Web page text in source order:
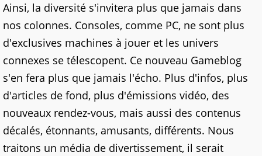
Ainsi, la diversité s'invitera plus que jamais dans
nos colonnes. Consoles, comme PC, ne sont plus
d'exclusives machines à jouer et les univers
connexes se télescopent. Ce nouveau Gameblog
s'en fera plus que jamais l'écho. Plus d'infos, plus
d'articles de fond, plus d'émissions vidéo, des
nouveaux rendez-vous, mais aussi des contenus
décalés, étonnants, amusants, différents. Nous
traitons un média de divertissement, il serait